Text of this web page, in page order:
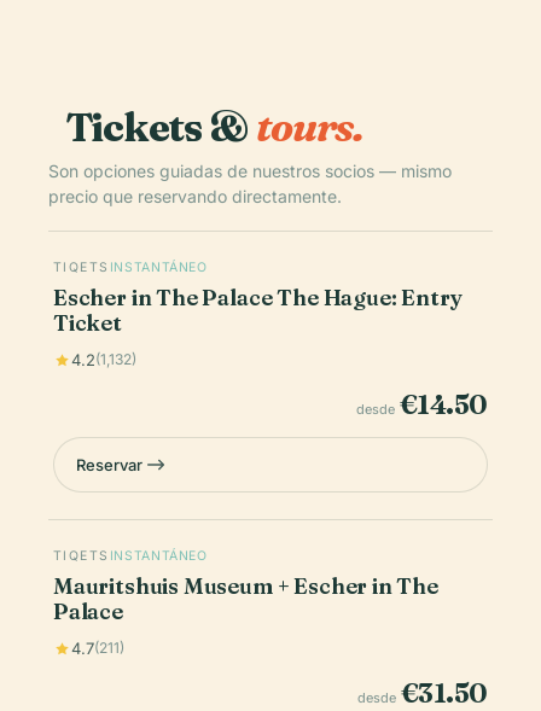
Tickets &tours.
Son opciones guiadas de nuestros socios — mismo
precio que reservando directamente.
TIQETS INSTANTÁNEO
Escher in The Palace The Hague: Entry
Ticket
4.2(1,132)
desde €14.50
Reservar
TIQETS INSTANTÁNEO
Mauritshuis Museum + Escher in The
Palace
4.7(211)
desde €31.50